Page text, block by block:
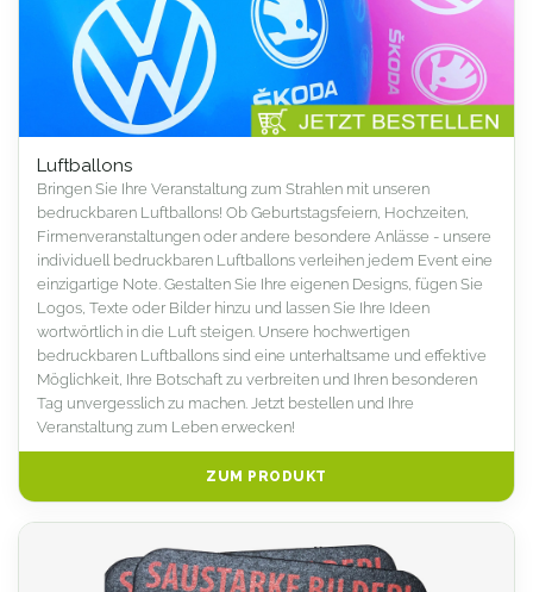
Luftballons
Bringen Sie Ihre Veranstaltung zum Strahlen mit unseren
bedruckbaren Luftballons! Ob Geburtstagsfeiern, Hochzeiten,
Firmenveranstaltungen oder andere besondere Anlässe - unsere
individuell bedruckbaren Luftballons verleihen jedem Event eine
einzigartige Note. Gestalten Sie Ihre eigenen Designs, fügen Sie
Logos, Texte oder Bilder hinzu und lassen Sie Ihre Ideen
wortwörtlich in die Luft steigen. Unsere hochwertigen
bedruckbaren Luftballons sind eine unterhaltsame und effektive
Möglichkeit, Ihre Botschaft zu verbreiten und Ihren besonderen
Tag unvergesslich zu machen. Jetzt bestellen und Ihre
Veranstaltung zum Leben erwecken!
ZUM PRODUKT